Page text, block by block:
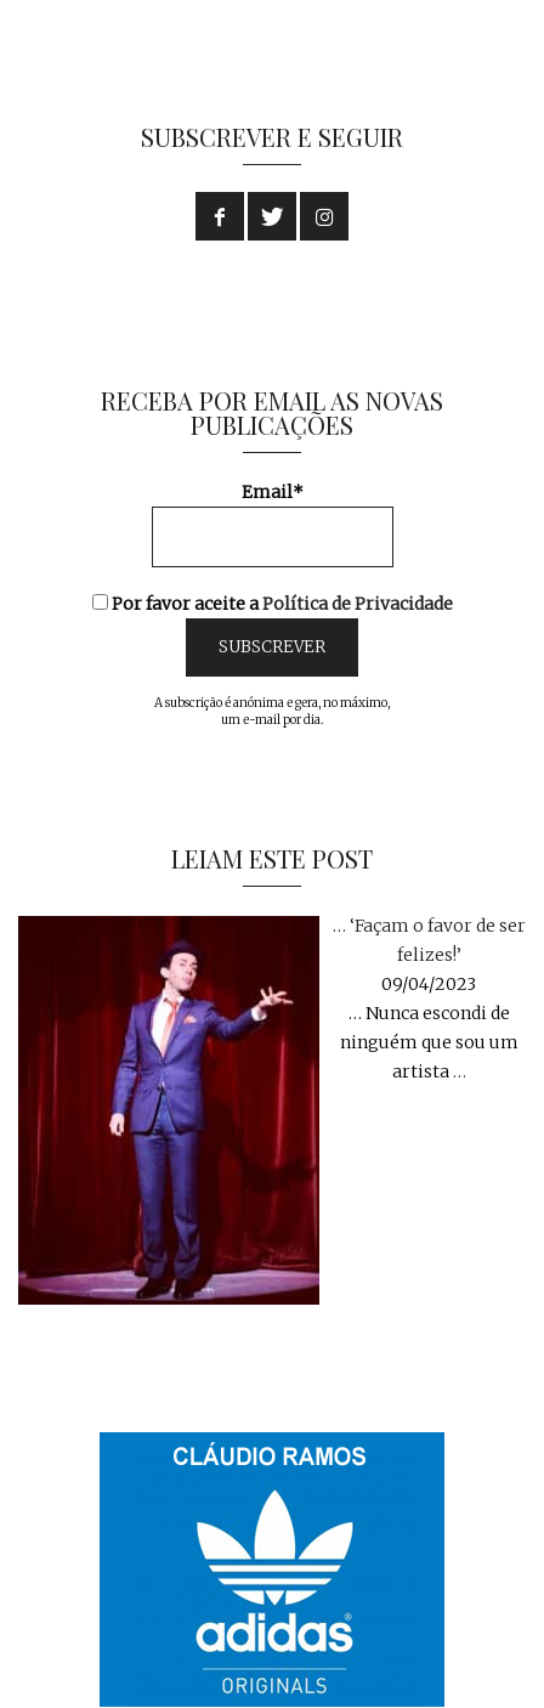
SUBSCREVER E SEGUIR
RECEBA POR EMAIL AS NOVAS
PUBLICAÇÕES
Email*
Por favor aceite aPolítica de Privacidade
A subscrição é anónima e gera, no máximo,
um e-mail por dia.
LEIAM ESTE POST
… ‘Façam o favor de ser
felizes!’
09/04/2023
… Nunca escondi de
ninguém que sou um
artista …